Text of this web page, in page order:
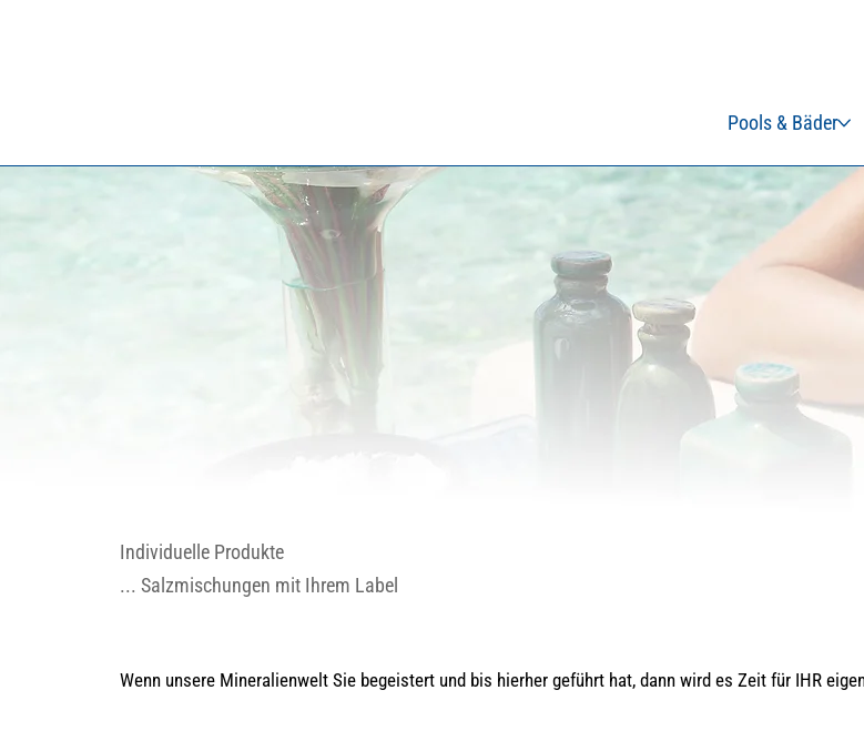
Pools & Bäder
Individuelle Produkte
... Salzmischungen mit Ihrem Label
Wenn unsere Mineralienwelt Sie begeistert und bis hierher geführt hat, dann wird es Zeit für IHR